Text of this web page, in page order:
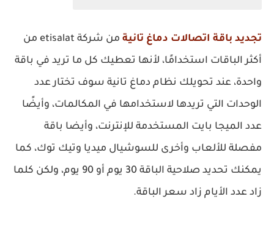
تجديد باقة اتصالات دماغ تانية
من شركة etisalat من
أكثر الباقات استخدامًا، لأنها تعطيك كل ما تريد في باقة
واحدة، عند تحويلك نظام دماغ تانية سوف تختار عدد
الوحدات التي تريدها لاستخدامها في المكالمات، وأيضًا
عدد الميجا بايت المستخدمة للإنترنت، وأيضا باقة
مفصلة للألعاب وأخرى للسوشيال ميديا وتيك توك، كما
يمكنك تحديد صلاحية الباقة 30 يوم أو 90 يوم، ولكن كلما
زاد عدد الأيام زاد سعر الباقة.